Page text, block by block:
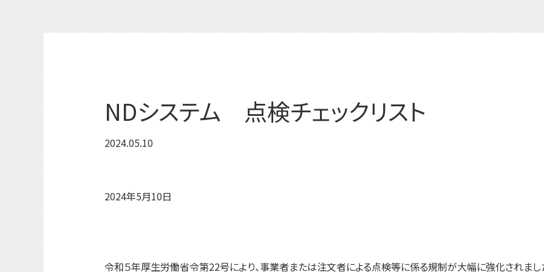
NDシステム 点検チェックリスト
2024.05.10
2024年5月10日
令和５年厚生労働省令第22号により、事業者または注文者による点検等に係る規制が大幅に強化されまし